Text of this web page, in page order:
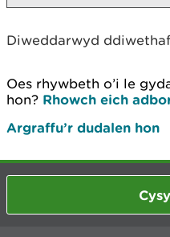
Diweddarwyd ddiwethaf
Oes rhywbeth o’i le
hon? Rhowch eich
Argraffu’r dudalen hon